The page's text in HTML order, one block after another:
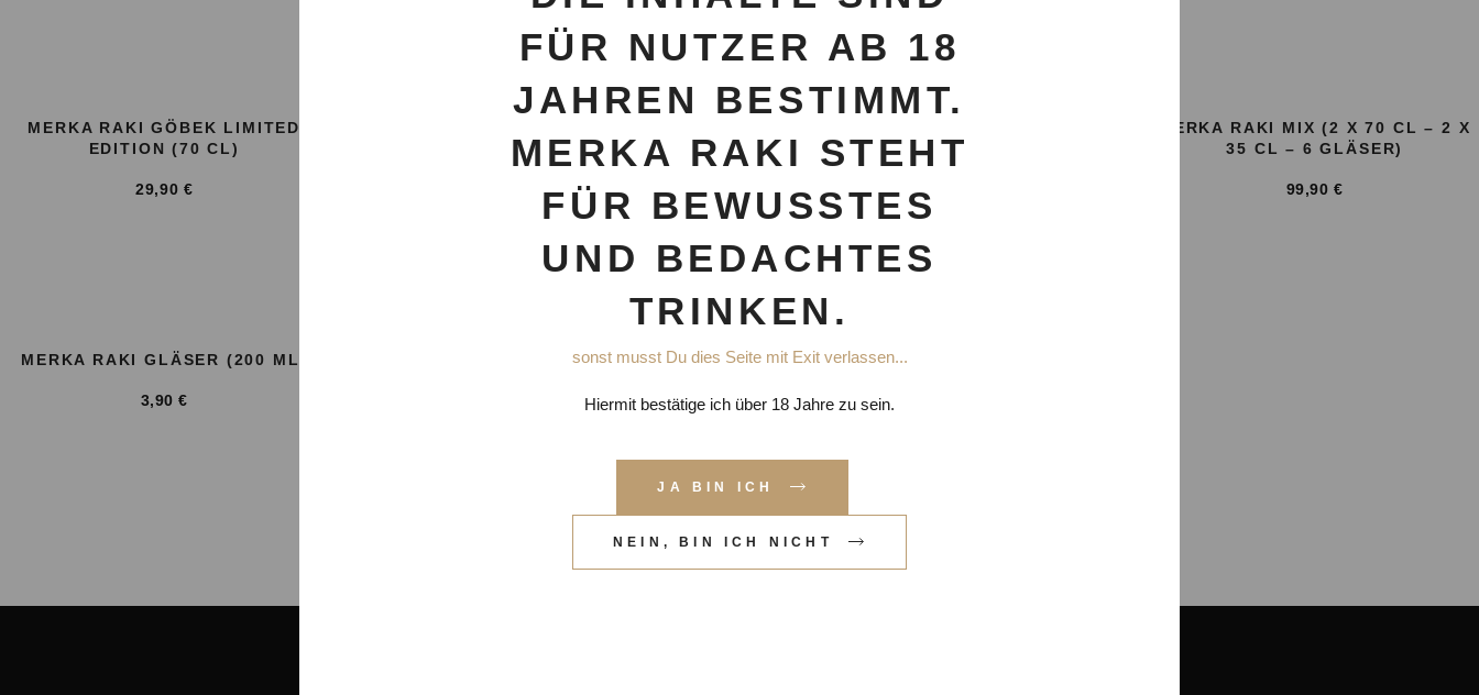
FÜR NUTZER AB 18
JAHREN BESTIMMT.
MERKA RAKI STEHT
FÜR BEWUSSTES
UND BEDACHTES
TRINKEN.
sonst musst Du dies Seite mit Exit verlassen...
Hiermit bestätige ich über 18 Jahre zu sein.
JA BIN ICH
NEIN, BIN ICH NICHT
MERKA RAKI GÖBEK LIMITED
EDITION (70 CL)
29,90 €
(1 X 35 CL + 1 X 70 CL + 4
GLÄSER)
59,90 €
CL – 2 X 35 CL)
109,90
MERKA RAKI MIX (2 X 70 CL – 2 X
35 CL – 6 GLÄSER)
99,90€
MERKA RAKI GLÄSER (200 ML)
3,90€